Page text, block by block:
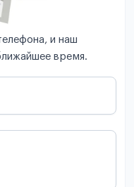
и наш
время.